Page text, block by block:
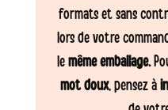
formats et sans
lors de votre
lemême emballage.
mot doux, pensez à